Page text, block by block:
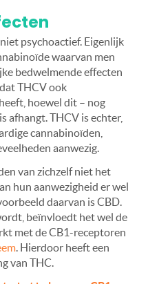
psychoactief. Eigenlijk
waarvan men
bedwelmende effecten
dat THCV ook
hoewel dit – nog
afhangt. THCV is echter,
cannabinoïden,
aanwezig.
van zichzelf niet het
hun aanwezigheid er wel
daarvan is CBD.
beïnvloedt het wel de
met de CB1-receptoren
. Hierdoor heeft een
van THC.